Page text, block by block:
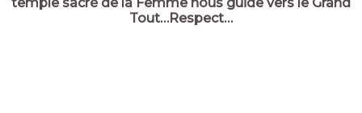
temple sacré de la Femme nous guide vers le Grand
Tout…Respect…